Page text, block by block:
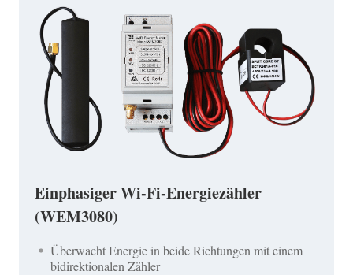
Einphasiger Wi-Fi-Energiezähler
(WEM3080)
Überwacht Energie in beide Richtungen mit einem
bidirektionalen Zähler